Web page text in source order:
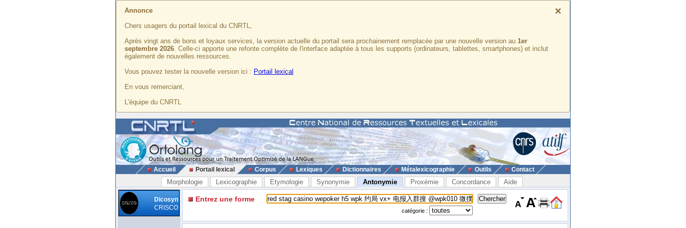
×
Annonce
Chers usagers du portail lexical du CNRTL,
Après vingt ans de bons et loyaux services, la version actuelle du portail sera prochainement remplacée par une nouvelle version au 1er
septembre 2026. Celle-ci apporte une refonte complète de l'interface adaptée à tous les supports (ordinateurs, tablettes, smartphones) et inclut
également de nouvelles ressources.
Vous pouvez tester la nouvelle version ici : Portail lexical
En vous remerciant,
L'équipe du CNRTL
Accueil Portail lexical Corpus Lexiques Dictionnaires Métalexicographie Outils Contact
Morphologie Lexicographie Etymologie Synonymie Antonymie Proxémie Concordance Aide
Dicosyn
CRISCO
Entrez une forme
catégorie :